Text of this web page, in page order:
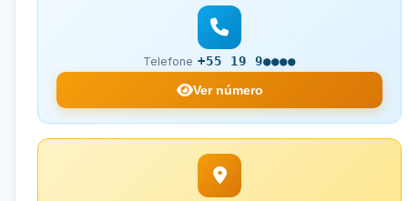
Telefone +55 19 9●●●●
Ver número